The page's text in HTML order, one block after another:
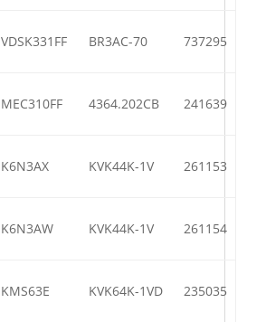
VDSK331FF BR3AC-70 737295
MEC310FF 4364.202CB 241639
K6N3AX KVK44K-1V 261153
K6N3AW KVK44K-1V 261154
KMS63E KVK64K-1VD 235035